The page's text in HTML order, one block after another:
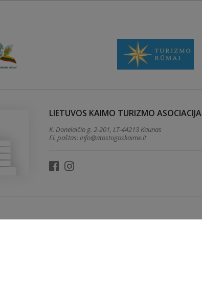
LIETUVOS KAIMO TURIZMO ASOCIACIJA
K. Donelaičio g. 2-201, LT-44213 Kaunas
El. paštas:info@atostogoskaime.lt